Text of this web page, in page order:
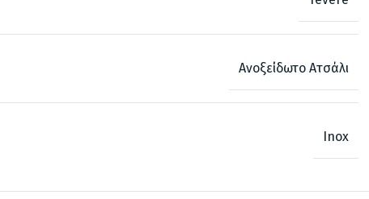
Ανοξείδωτο Ατσάλι
Inox